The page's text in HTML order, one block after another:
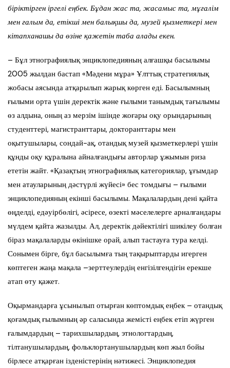
біріктірген іргелі еңбек. Бұдан жас та, жасамыс та, мұғалім
мен ғалым да, етікші мен балықшы да, музей қызметкері мен
кітапханашы да өзіне қажетін таба алады екен.
– Бұл этнографиялық энциклопедияның алғашқы басылымы
2005 жылдан бастап «Мәдени мұра» Ұлттық стратегиялық
жобасы аясында атқарылып жарық көрген еді. Басылымның
ғылыми орта үшін деректік және ғылыми танымдық тағылымы
өз алдына, оның аз мерзім ішінде жоғары оқу орындарының
студенттері, магистранттары, докторанттары мен
оқытушылары, сондай-ақ, отандық музей қызметкерлері үшін
құнды оқу құралына айналғандығы авторлар ұжымын риза
ететін жайт. «Қазақтың этнографиялық категориялар, ұғымдар
мен атауларының дәстүрлі жүйесі» бес томдығы – ғылыми
энциклопедияның екінші басылымы. Мақалалардың дені қайта
өңделді, едәуірбөлігі, әсіресе, өзекті мәселелерге арналғандары
мүлдем қайта жазылды. Ал, деректік дәйектілігі шикілеу болған
біраз мақалаларды өкінішке орай, алып тастауға тура келді.
Сонымен бірге, бұл басылымға тың тақырыптарды игерген
көптеген жаңа мақала –зерттеулердің енгізілгендігін ерекше
атап өту қажет.
Оқырмандарға ұсынылып отырған көптомдық еңбек – отандық
қоғамдық ғылымның әр саласында жемісті еңбек етіп жүрген
ғалымдардың – тарихшылардың, этнологтардың,
тілтанушылардың, фольклортанушылардың көп жыл бойы
бірлесе атқарған ізденістерінің нәтижесі. Энциклопедия